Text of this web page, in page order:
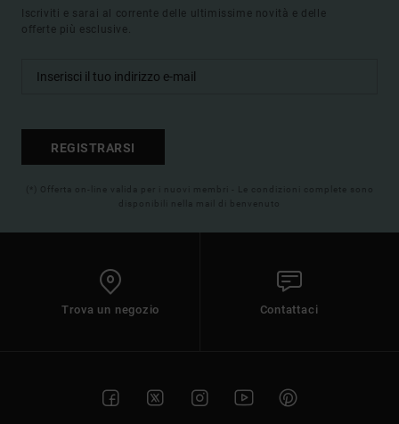
Iscriviti e sarai al corrente delle ultimissime novità e delle
offerte più esclusive.
REGISTRARSI
(*) Offerta on-line valida per i nuovi membri - Le condizioni complete sono
disponibili nella mail di benvenuto
Trova un negozio Contattaci